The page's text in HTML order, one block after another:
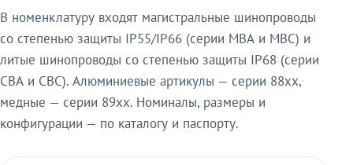
В номенклатуру входят магистральные шинопроводы
со степенью защиты IP55/IP66 (серии МВА и МВС) и
литые шинопроводы со степенью защиты IP68 (серии
СВА и СВС). Алюминиевые артикулы — серии 88xx,
медные — серии 89xx. Номиналы, размеры и
конфигурации — по каталогу и паспорту.